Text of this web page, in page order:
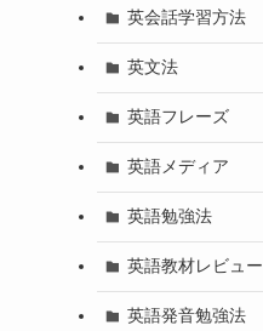
英会話学習方法
英文法
英語フレーズ
英語メディア
英語勉強法
英語教材レビュー
英語発音勉強法